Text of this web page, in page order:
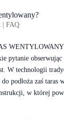
| FAQ
pytanie obserwując
W technologii
podłoża zaś taras
w której